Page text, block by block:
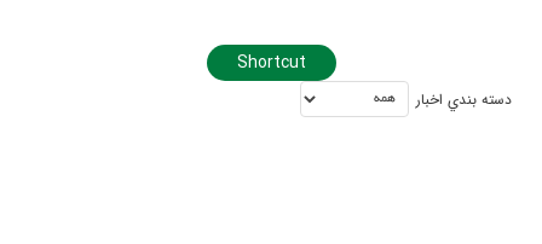
Shortcut
دسته بندي اخبار